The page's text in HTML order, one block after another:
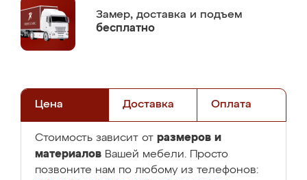
Замер, доставка и подъем
бесплатно
Цена Доставка Оплата
Стоимость зависит от размеров и
материалов Вашей мебели. Просто
позвоните нам по любому из телефонов: